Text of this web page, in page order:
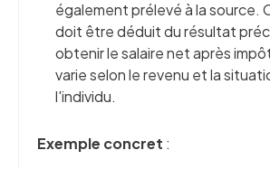
également prélevé à la source.
doit être déduit du résultat
obtenir le salaire net après
varie selon le revenu et la
l'individu.
Exemple concret :